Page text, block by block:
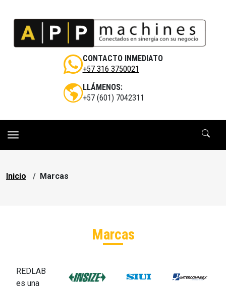
CONTACTO INMEDIATO
+57 316 3750021
LLÁMENOS:
+57 (601) 7042311
Sobrescribir enlaces de ayuda a la
Inicio Marcas
Marcas
REDLAB
es una